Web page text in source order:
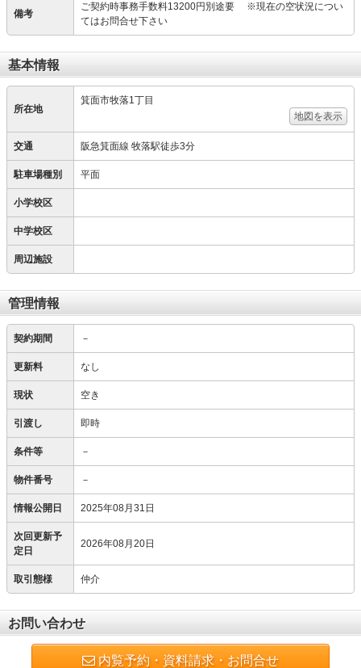
備考
ご契約時事務手数料13200円別途要 ※現在の空状況につい
てはお問合せ下さい
基本情報
所在地
箕面市牧落1丁目
地図を表示
交通 阪急箕面線 牧落駅徒歩3分
駐車場種別 平面
小学校区
中学校区
周辺施設
管理情報
契約期間 －
更新料 なし
現状 空き
引渡し 即時
条件等 －
物件番号 －
情報公開日 2025年08月31日
次回更新予
定日
2026年08月20日
取引態様 仲介
お問い合わせ
内覧予約・資料請求・お問合せ